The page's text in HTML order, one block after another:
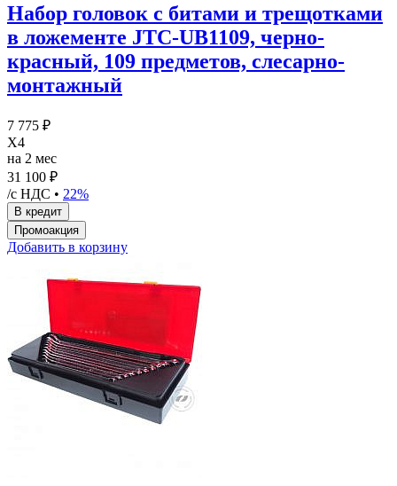
Набор головок с битами и трещотками
в ложементе JTC-UB1109, черно-
красный, 109 предметов, слесарно-
монтажный
7 775 ₽
X4
на 2 мес
31 100 ₽
/с НДС • 22%
Добавить в корзину